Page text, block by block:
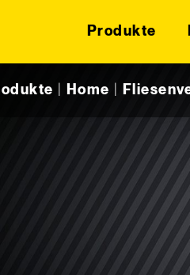
Produkte
Home